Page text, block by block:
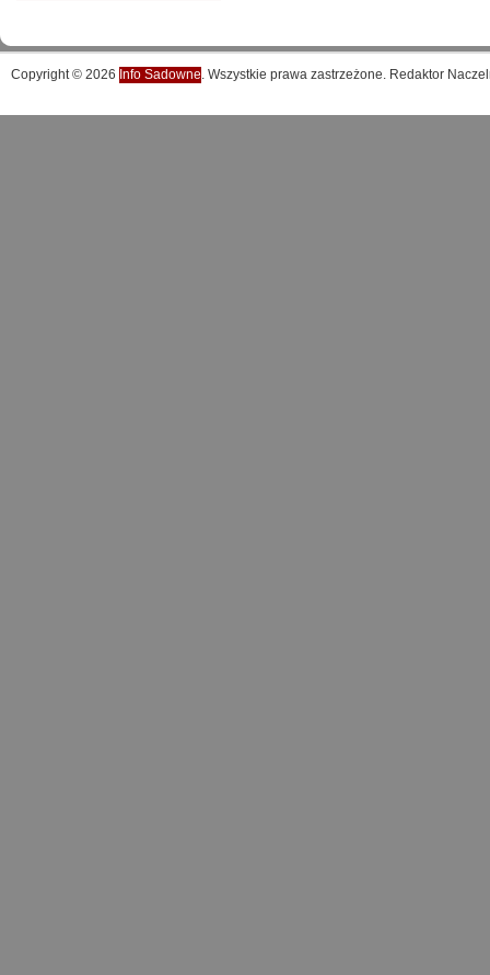
Copyright © 2026 Info Sadowne. Wszystkie prawa zastrzeżone. Redaktor